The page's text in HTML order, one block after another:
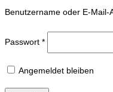
Benutzername oder E-Mail-
Passwort *
Angemeldet bleiben